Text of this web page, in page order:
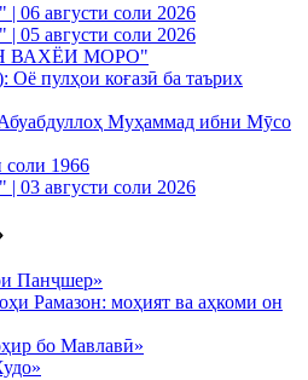
августи соли 2026
августи соли 2026
ВАХЁИ МОРО"
пулҳои коғазӣ ба таърих
Муҳаммад ибни Мӯсо
1966
августи соли 2026
Панҷшер»
Рамазон: моҳият ва аҳкоми он
бо Мавлавӣ»